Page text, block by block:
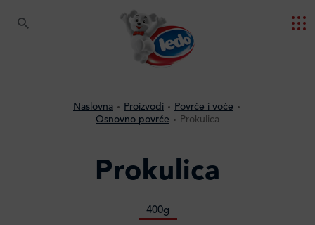
Naslovna Proizvodi
Povrće i voće
Osnovno povrće
Prokulica
Prokulica
400g